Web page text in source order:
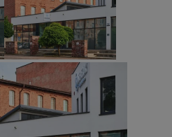
.rfihub.com
.youtube.com